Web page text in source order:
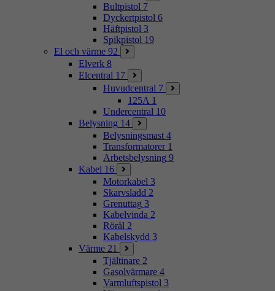
Bultpistol 7
Dyckertpistol 6
Häftpistol 3
Spikpistol 19
El och värme 92
Elverk 8
Elcentral 17
Huvudcentral 7
125A 1
Undercentral 10
Belysning 14
Belysningsmast 4
Transformatorer 1
Arbetsbelysning 9
Kabel 16
Motorkabel 3
Skarvsladd 2
Grenuttag 3
Kabelvinda 2
Rörål 2
Kabelskydd 3
Värme 21
Tjältinare 2
Gasolvärmare 4
Varmluftspistol 3